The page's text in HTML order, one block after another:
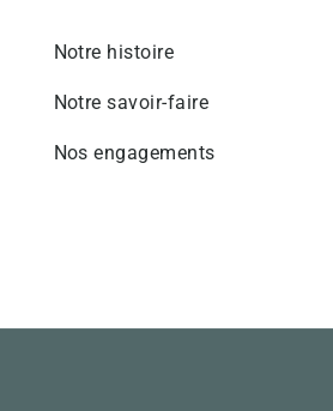
Notre histoire
Notre savoir-faire
Nos engagements